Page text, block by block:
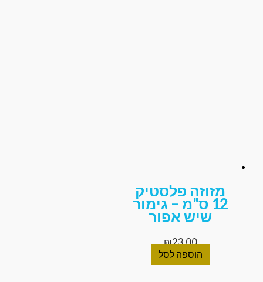
מזוזה פלסטיק
12 ס"מ – גימור
שיש אפור
₪23.00
הוספה לסל